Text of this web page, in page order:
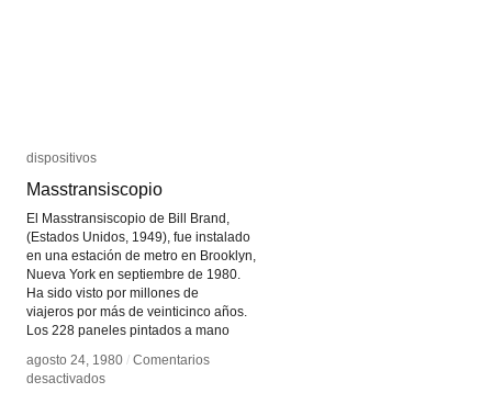
dispositivos
Masstransiscopio
El Masstransiscopio de Bill Brand,
(Estados Unidos, 1949), fue instalado
en una estación de metro en Brooklyn,
Nueva York en septiembre de 1980.
Ha sido visto por millones de
viajeros por más de veinticinco años.
Los 228 paneles pintados a mano
agosto 24, 1980 / Comentarios
desactivadosen
dispositivos
Masstransiscopio
agosto 24, 1980 / Comentarios
desactivadosen